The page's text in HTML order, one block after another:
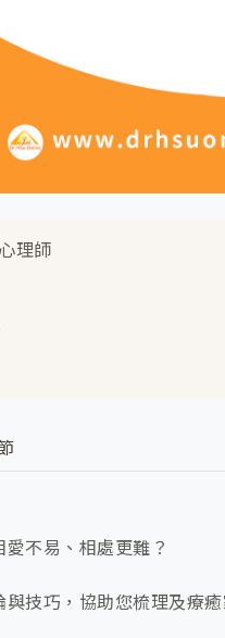
理師
不易、相處更難？
技巧，協助您梳理及療